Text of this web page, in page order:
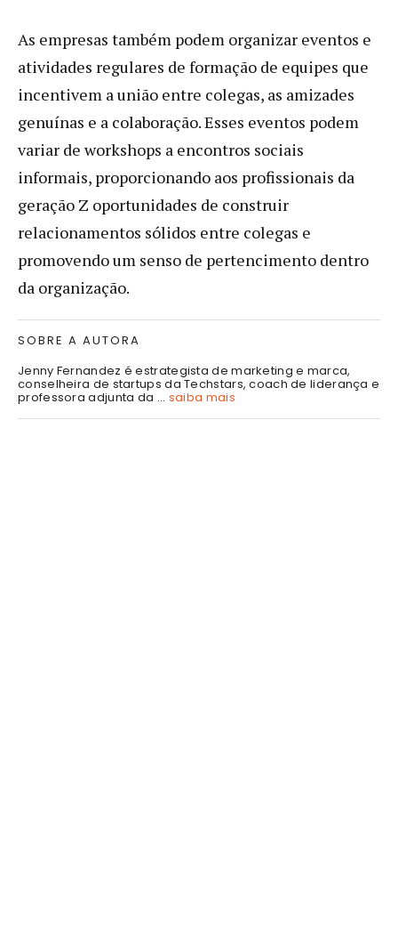
As empresas também podem organizar eventos e
atividades regulares de formação de equipes que
incentivem a união entre colegas, as amizades
genuínas e a colaboração. Esses eventos podem
variar de workshops a encontros sociais
informais, proporcionando aos profissionais da
geração Z oportunidades de construir
relacionamentos sólidos entre colegas e
promovendo um senso de pertencimento dentro
da organização.
SOBRE A AUTORA
Jenny Fernandez é estrategista de marketing e marca,
conselheira de startups da Techstars, coach de liderança e
professora adjunta da ... saiba mais